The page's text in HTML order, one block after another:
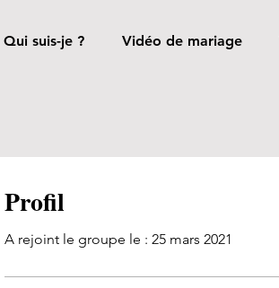
Qui suis-je ? Vidéo de mariage
Profil
A rejoint le groupe le : 25 mars 2021